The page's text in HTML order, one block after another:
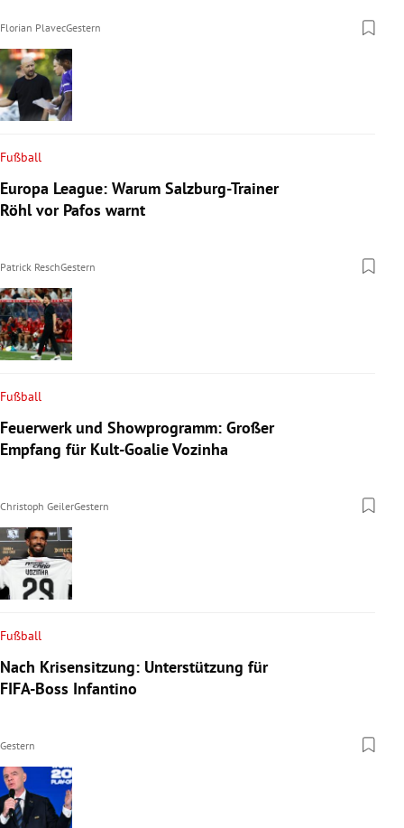
Florian PlavecGestern
Fußball
Europa League: Warum Salzburg-Trainer
Röhl vor Pafos warnt
Patrick ReschGestern
Fußball
Feuerwerk und Showprogramm: Großer
Empfang für Kult-Goalie Vozinha
Christoph GeilerGestern
Fußball
Nach Krisensitzung: Unterstützung für
FIFA-Boss Infantino
Gestern